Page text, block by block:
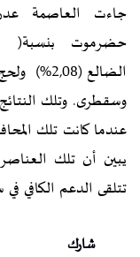
وسقطرى. وتلك
عندما كانت تلك
يبين أن تلك
تتلقى الدعم الكافي
شارك